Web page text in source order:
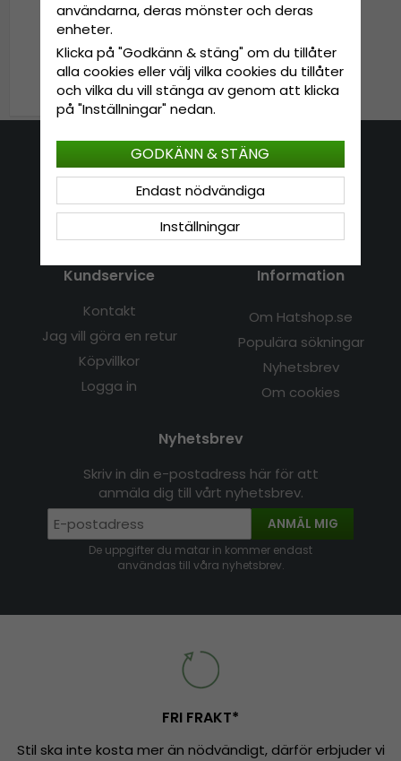
Hattar - Jacaru Ribbon
279 kr349 kr
Kontakta oss
E-mail: info@hatshop.se
Tel: 031-320 22 00
Kundservice
Kontakt
Jag vill göra en retur
Köpvillkor
Logga in
Information
Om Hatshop.se
Populära sökningar
Nyhetsbrev
Om cookies
Nyhetsbrev
Skriv in din e-postadress här för att
anmäla dig till vårt nyhetsbrev.
ANMÄL MIG
De uppgifter du matar in kommer endast
användas till våra nyhetsbrev.
FRI FRAKT*
Stil ska inte kosta mer än nödvändigt, därför erbjuder vi
användarna, deras mönster och deras
enheter.
Klicka på "Godkänn & stäng" om du tillåter
alla cookies eller välj vilka cookies du tillåter
och vilka du vill stänga av genom att klicka
på "Inställningar" nedan.
Inställningar
Endast nödvändiga
GODKÄNN & STÄNG